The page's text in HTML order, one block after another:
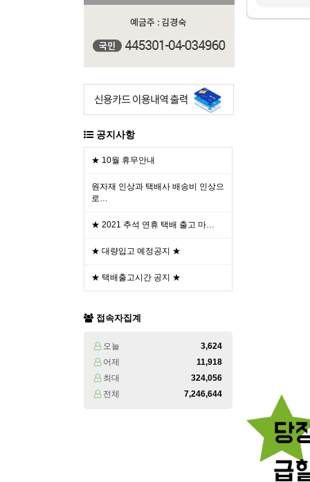
공지사항
★ 10월 휴무안내
원자재 인상과 택배사 배송비 인상으
로…
★ 2021 추석 연휴 택배 출고 마…
★ 대량입고 예정공지 ★
★ 택배출고시간 공지 ★
접속자집계
오늘
3,624
어제
11,918
최대
324,056
전체
7,246,644